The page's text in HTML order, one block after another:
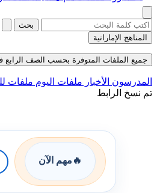
بحث
المناهج الإماراتية
جميع الملفات المتوفرة بحسب الصف الرابع
المدرسون الأخبار ملفات اليوم ملفات
تم نسخ الرابط
🔥 مهم الآن